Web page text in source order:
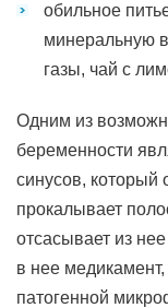
обильное
минеральную
газы, чай с
Одним из
беременности
синусов, который
прокалывает
отсасывает из
в нее
патогенной